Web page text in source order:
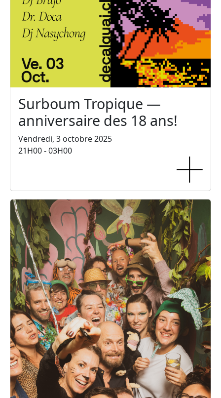
Surboum Tropique —
anniversaire des 18 ans!
Vendredi, 3 octobre 2025
21H00 - 03H00